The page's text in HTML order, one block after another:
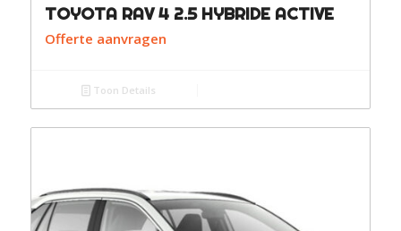
TOYOTA RAV 4 2.5 HYBRIDE ACTIVE
Offerte aanvragen
Toon Details